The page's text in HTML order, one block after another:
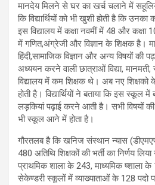
मानदेय मिलने से घर का खर्च चलाने में
कि विद्यार्थियों को भी खुशी होती है कि उनका
इस विद्यालय में कक्षा नवमीं में 48 और कक्षा
में गणित,अंग्रेजी और विज्ञान के शिक्षक है।
हिंदी,सामाजिक विज्ञान और अन्य विषयों की
अध्ययन करने वाली छात्राओं विद्या, मानमती,
विद्यालय में कम शिक्षक थे। अब नए शिक्षको
होती है। विद्यार्थियों ने बताया कि इस
लड़कियां पढ़ाई करने आती है। सभी विषयों
भी स्कूल आने में होता है।
गौरतलब है कि खनिज संस्थान न्यास
480 अतिथि शिक्षकों की भर्ती का निर्णय
प्राथमिक शाला के 243, माध्यमिक ष्शाला
सेकेण्डरी स्कूलों में व्याख्याताओं के 128 पदो